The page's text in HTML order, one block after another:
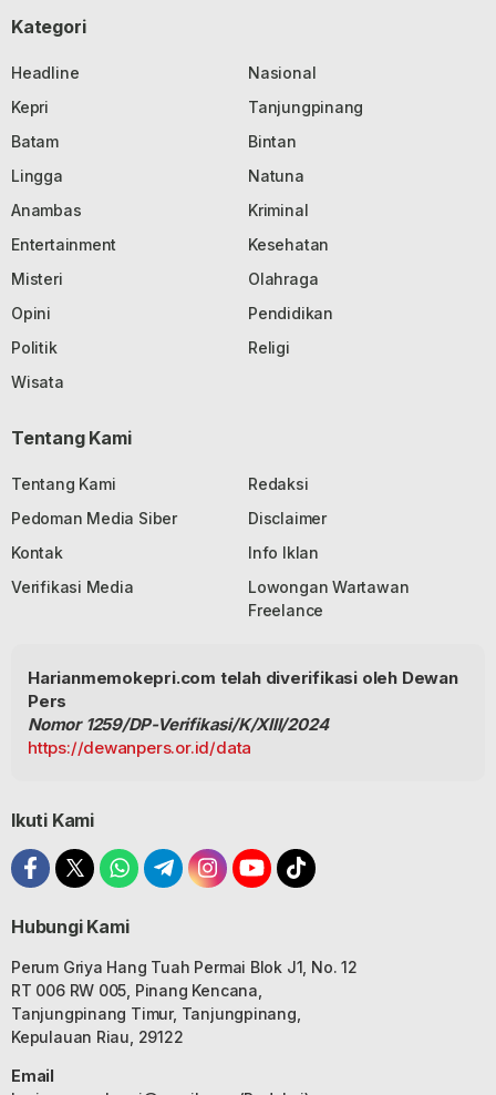
Kategori
Headline
Nasional
Kepri
Tanjungpinang
Batam
Bintan
Lingga
Natuna
Anambas
Kriminal
Entertainment
Kesehatan
Misteri
Olahraga
Opini
Pendidikan
Politik
Religi
Wisata
Tentang Kami
Tentang Kami
Redaksi
Pedoman Media Siber
Disclaimer
Kontak
Info Iklan
Verifikasi Media
Lowongan Wartawan
Freelance
Harianmemokepri.com telah diverifikasi oleh Dewan
Pers
Nomor 1259/DP-Verifikasi/K/XIII/2024
https://dewanpers.or.id/data
Ikuti Kami
Hubungi Kami
Perum Griya Hang Tuah Permai Blok J1, No. 12
RT 006 RW 005, Pinang Kencana,
Tanjungpinang Timur, Tanjungpinang,
Kepulauan Riau, 29122
Email